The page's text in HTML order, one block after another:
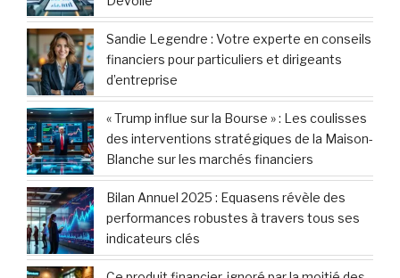
Sandie Legendre : Votre experte en conseils
financiers pour particuliers et dirigeants
d’entreprise
« Trump influe sur la Bourse » : Les coulisses
des interventions stratégiques de la Maison-
Blanche sur les marchés financiers
Bilan Annuel 2025 : Equasens révèle des
performances robustes à travers tous ses
indicateurs clés